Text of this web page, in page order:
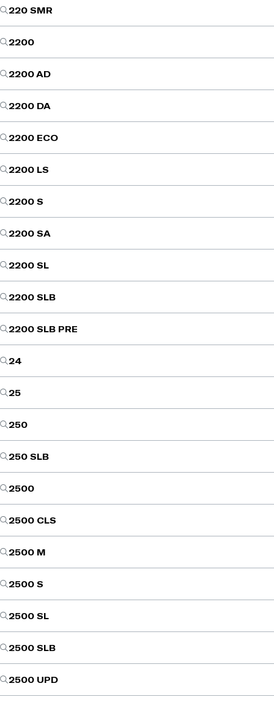
220 SMR
2200
2200 AD
2200 DA
2200 ECO
2200 LS
2200 S
2200 SA
2200 SL
2200 SLB
2200 SLB PRE
24
25
250
250 SLB
2500
2500 CLS
2500 M
2500 S
2500 SL
2500 SLB
2500 UPD